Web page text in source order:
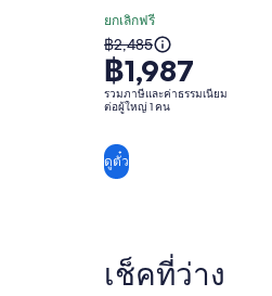
9.09.0 จาก 10
ยอด
เยี่ยม
ดูรีวิว
ทั้งหมด
รีวิว
ยกเลิกฟรี
ราคา
เดิม
คือ
และ
ราคา
฿1,987
ต่อ
฿2,485
฿1,987
รวมภาษีและค่าธรรมเนียม
ต่อผู้ใหญ่ 1 คน
ดูตั๋ว
เช็คที่ว่าง